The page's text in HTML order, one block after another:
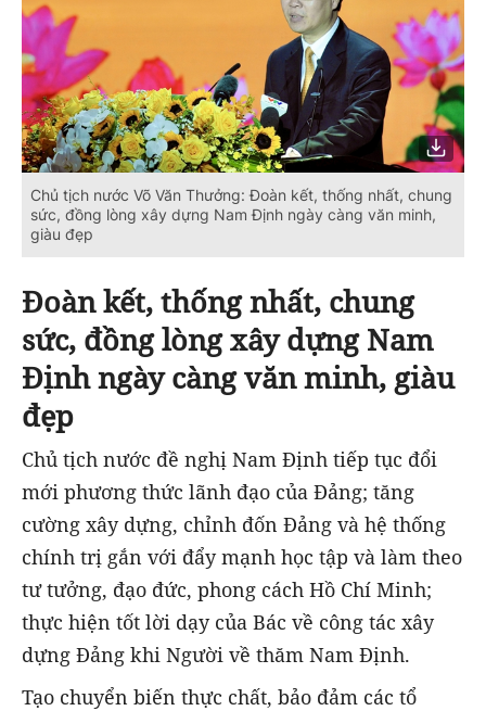
Chủ tịch nước Võ Văn Thưởng: Đoàn kết, thống nhất, chung
sức, đồng lòng xây dựng Nam Định ngày càng văn minh,
giàu đẹp
Đoàn kết, thống nhất, chung
sức, đồng lòng xây dựng Nam
Định ngày càng văn minh, giàu
đẹp
Chủ tịch nước đề nghị Nam Định tiếp tục đổi
mới phương thức lãnh đạo của Đảng; tăng
cường xây dựng, chỉnh đốn Đảng và hệ thống
chính trị gắn với đẩy mạnh học tập và làm theo
tư tưởng, đạo đức, phong cách Hồ Chí Minh;
thực hiện tốt lời dạy của Bác về công tác xây
dựng Đảng khi Người về thăm Nam Định.
Tạo chuyển biến thực chất, bảo đảm các tổ